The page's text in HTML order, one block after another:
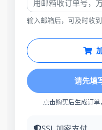
输入邮箱后，可及时收
请先填
点击购买后生成订单